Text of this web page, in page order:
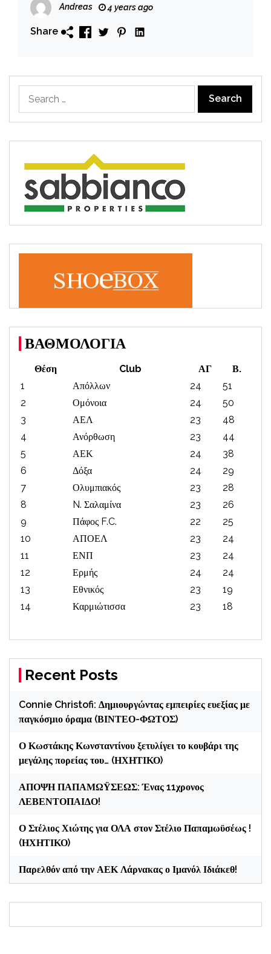
Andreas 4 years ago
Share
for:
ΒΑΘΜΟΛΟΓΙΑ
Θέση Club ΑΓ
Β.
1
Απόλλων 24
51
2
Ομόνοια 24
50
3
ΑΕΛ 23
48
4
Ανόρθωση 23
44
5
ΑΕΚ 24
38
6
Δόξα 24
29
7
Ολυμπιακός 23
28
8
N. Σαλαμίνα 23
26
9
Πάφος F.C. 22
25
10
ΑΠΟΕΛ 23
24
11
ΕΝΠ 23
24
12
Ερμής 24
24
13
Εθνικός 23
19
14
Καρμιώτισσα 23 18
Recent Posts
Connie Christofi: Δημιουργώντας εμπειρίες ευεξίας με
παγκόσμιο όραμα (ΒΙΝΤΕΟ-ΦΩΤΟΣ)
Ο Κωστάκης Κωνσταντίνου ξετυλίγει το κουβάρι της
μεγάλης πορείας του… (ΗΧΗΤΙΚΟ)
ΑΠΟΨΗ ΠΑΠΑΜΩΫΣΕΩΣ: Ένας 11χρονος
ΛΕΒΕΝΤΟΠΑΙΔΟ!
Ο Στέλιος Χιώτης για ΟΛΑ στον Στέλιο Παπαμωϋσέως !
(ΗΧΗΤΙΚΟ)
Παρελθόν από την ΑΕΚ Λάρνακας ο Ιμανόλ Ιδιάκεθ!